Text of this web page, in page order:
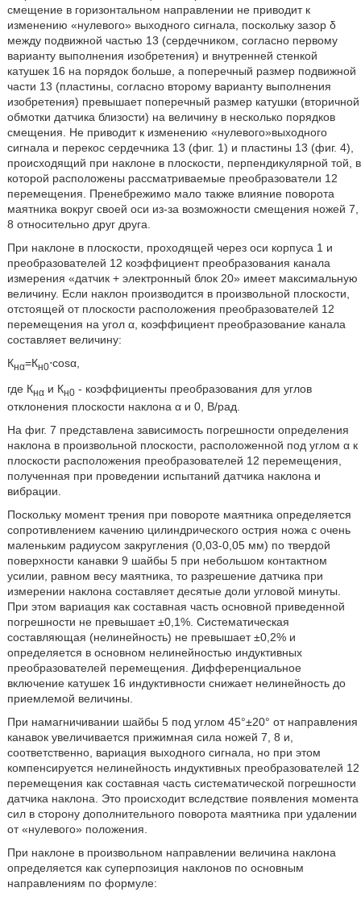
смещение в горизонтальном направлении не приводит к
изменению «нулевого» выходного сигнала, поскольку зазор δ
между подвижной частью 13 (сердечником, согласно первому
варианту выполнения изобретения) и внутренней стенкой
катушек 16 на порядок больше, а поперечный размер подвижной
части 13 (пластины, согласно второму варианту выполнения
изобретения) превышает поперечный размер катушки (вторичной
обмотки датчика близости) на величину в несколько порядков
смещения. Не приводит к изменению «нулевого»выходного
сигнала и перекос сердечника 13 (фиг. 1) и пластины 13 (фиг. 4),
происходящий при наклоне в плоскости, перпендикулярной той, в
которой расположены рассматриваемые преобразователи 12
перемещения. Пренебрежимо мало также влияние поворота
маятника вокруг своей оси из-за возможности смещения ножей 7,
8 относительно друг друга.
При наклоне в плоскости, проходящей через оси корпуса 1 и
преобразователей 12 коэффициент преобразования канала
измерения «датчик + электронный блок 20» имеет максимальную
величину. Если наклон производится в произвольной плоскости,
отстоящей от плоскости расположения преобразователей 12
перемещения на угол α, коэффициент преобразование канала
составляет величину:
Кнα=Кн0⋅cosα,
где Кнαи Кн0- коэффициенты преобразования для углов
отклонения плоскости наклона α и 0, В/рад.
На фиг. 7 представлена зависимость погрешности определения
наклона в произвольной плоскости, расположенной под углом α к
плоскости расположения преобразователей 12 перемещения,
полученная при проведении испытаний датчика наклона и
вибрации.
Поскольку момент трения при повороте маятника определяется
сопротивлением качению цилиндрического острия ножа с очень
маленьким радиусом закругления (0,03-0,05 мм) по твердой
поверхности канавки 9 шайбы 5 при небольшом контактном
усилии, равном весу маятника, то разрешение датчика при
измерении наклона составляет десятые доли угловой минуты.
При этом вариация как составная часть основной приведенной
погрешности не превышает ±0,1%. Систематическая
составляющая (нелинейность) не превышает ±0,2% и
определяется в основном нелинейностью индуктивных
преобразователей перемещения. Дифференциальное
включение катушек 16 индуктивности снижает нелинейность до
приемлемой величины.
При намагничивании шайбы 5 под углом 45°±20° от направления
канавок увеличивается прижимная сила ножей 7, 8 и,
соответственно, вариация выходного сигнала, но при этом
компенсируется нелинейность индуктивных преобразователей 12
перемещения как составная часть систематической погрешности
датчика наклона. Это происходит вследствие появления момента
сил в сторону дополнительного поворота маятника при удалении
от «нулевого» положения.
При наклоне в произвольном направлении величина наклона
определяется как суперпозиция наклонов по основным
направлениям по формуле: